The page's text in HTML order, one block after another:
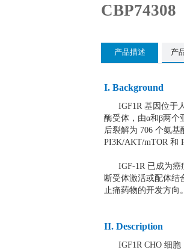
CBP74308
产品描述 产
I. Background
IGF1R 基因位于人
酶受体，由α和β两个
后裂解为 706 个氨
PI3K/AKT/mTOR 和
IGF-1R 已成为癌症
断受体激活或配体结
止痛药物的开发方向。
II. Description
IGF1R CHO 细胞